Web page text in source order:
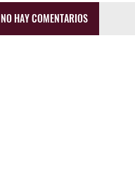
NO HAY COMENTARIOS